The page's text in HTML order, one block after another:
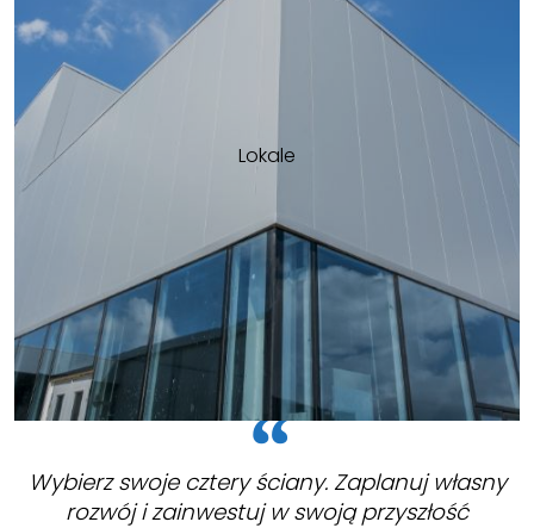
Lokale
Wybierz swoje cztery ściany. Zaplanuj własny
rozwój i zainwestuj w swoją przyszłość